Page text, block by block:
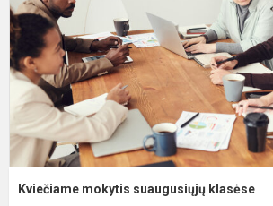
Kviečiame mokytis suaugusiųjų klasėse